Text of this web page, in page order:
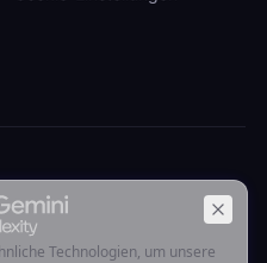
Technologien, um unsere